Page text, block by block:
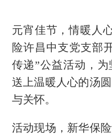
元宵佳节，情暖人心
险许昌中支党支部
传递”公益活动，
送上温暖人心的汤
与关怀。
活动现场，新华保